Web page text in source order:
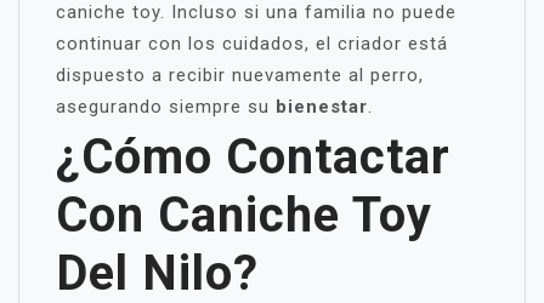
caniche toy. Incluso si una familia no puede
continuar con los cuidados, el criador está
dispuesto a recibir nuevamente al perro,
asegurando siempre su bienestar.
¿Cómo Contactar
Con Caniche Toy
Del Nilo?